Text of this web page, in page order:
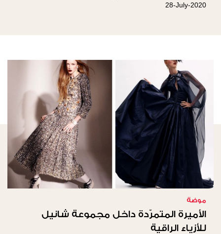
28-July-2020
موضة
الأميرة المتمرّدة داخل مجموعة شانيل
للأزياء الراقية